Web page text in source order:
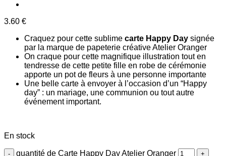
3.60 €
Craquez pour cette sublime carte Happy Day signée
par la marque de papeterie créative Atelier Oranger
On craque pour cette magnifique illustration tout en
tendresse de cette petite fille en robe de cérémonie
apporte un pot de fleurs à une personne importante
Une belle carte à envoyer à l’occasion d’un “Happy
day” : un mariage, une communion ou tout autre
événement important.
En stock
quantité de Carte Happy Day Atelier Oranger